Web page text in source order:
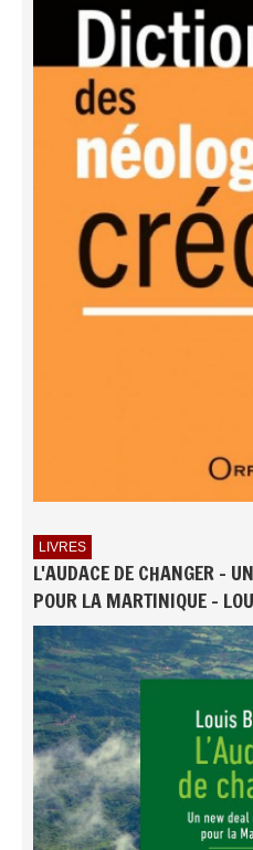
LIVRES
L'AUDACE DE CHANGER -
POUR LA MARTINIQUE -